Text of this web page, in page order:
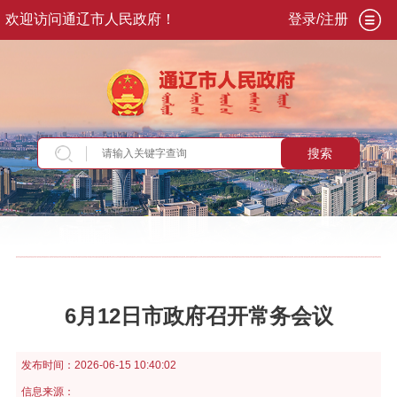
欢迎访问通辽市人民政府！ 登录/注册
搜索
当前位置：首页>政务公开>政府信息公开>法
6月12日市政府召开常务会议
发布时间： 2026-06-15 10:40:02
信息来源：